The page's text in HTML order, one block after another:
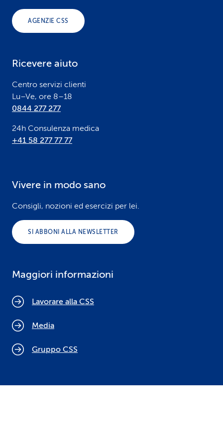
AGENZIE CSS
Ricevere aiuto
Centro servizi clienti
Lu–Ve, ore 8–18
0844 277 277
24h Consulenza medica
+41 58 277 77 77
Vivere in modo sano
Consigli, nozioni ed esercizi per lei.
SI ABBONI ALLA NEWSLETTER
Maggiori informazioni
Lavorare alla CSS
Media
Gruppo CSS